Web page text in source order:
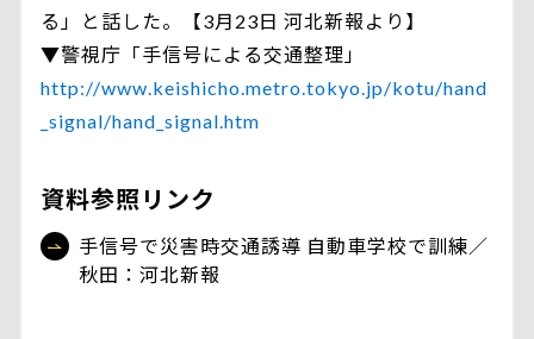
る」と話した。【3月23日 河北新報より】
▼警視庁「手信号による交通整理」
http://www.keishicho.metro.tokyo.jp/kotu/hand
_signal/hand_signal.htm
資料参照リンク
手信号で災害時交通誘導 自動車学校で訓練／
秋田：河北新報